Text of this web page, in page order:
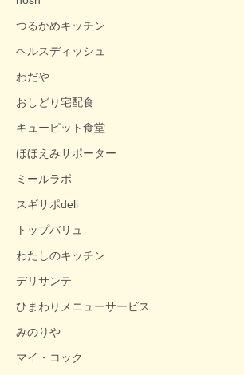
つるかめキッチン
ヘルスディッシュ
わだや
おしどり宅配食
キューピット食堂
ほほえみサポーター
ミールラボ
スギサポdeli
トップバリュ
わたしのキッチン
デリサンテ
ひまわりメニューサービス
みのりや
マイ・コック